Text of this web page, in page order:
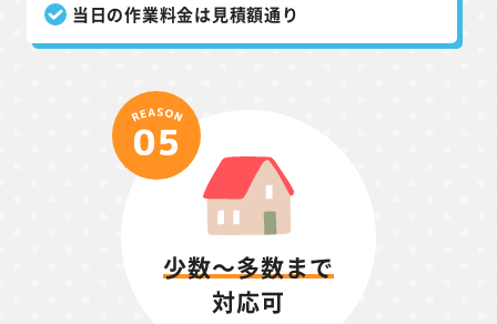
当日の作業料金は見積額通り
少数～多数まで
対応可